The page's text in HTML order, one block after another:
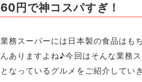
60円で神コスパすぎ！
業務スーパーには日本製の食品はも
んありますよね♪今回はそんな業務
となっているグルメをご紹介してい